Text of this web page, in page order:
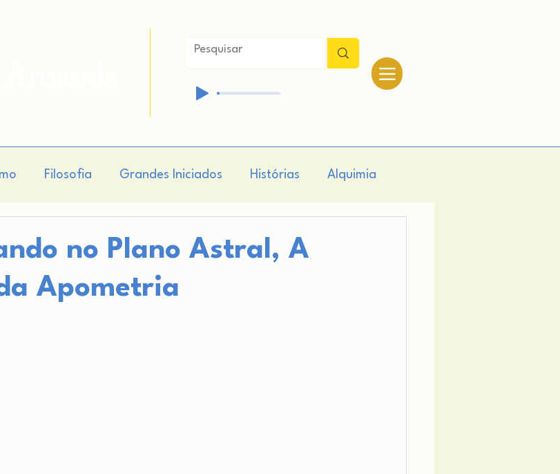
Filosofia Grandes Iniciados Histórias Alquimia
no Plano Astral, A
Apometria